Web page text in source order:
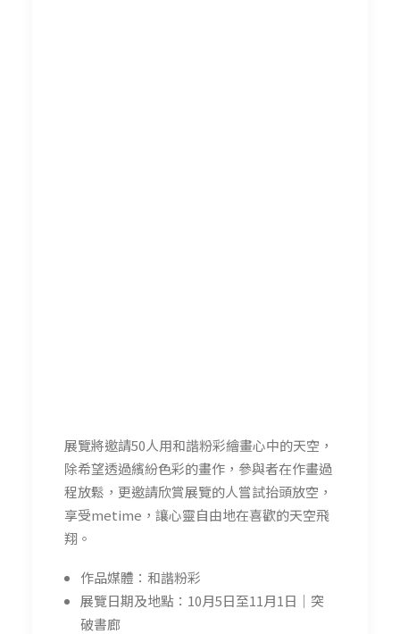
展覽將邀請50人用和諧粉彩繪畫心中的天空，
除希望透過繽紛色彩的畫作，參與者在作畫過
程放鬆，更邀請欣賞展覽的人嘗試抬頭放空，
享受metime，讓心靈自由地在喜歡的天空飛
翔。
作品媒體：和諧粉彩
展覽日期及地點：10月5日至11月1日｜突
破書廊